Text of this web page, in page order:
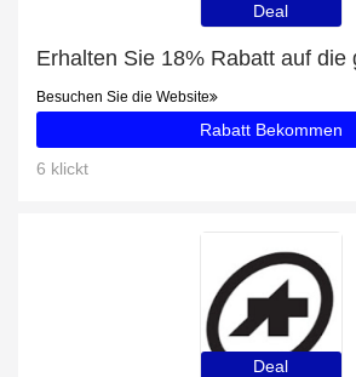
Deal
Besuchen Sie die Website
Rabatt Bekommen
6 klickt
Deal